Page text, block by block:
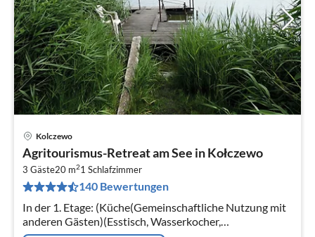
Kolczewo
Agritourismus-Retreat am See in Kołczewo
3 Gäste20 m21 Schlafzimmer
140 Bewertungen
In der 1. Etage: (Küche(Gemeinschaftliche Nutzung mit
anderen Gästen)(Esstisch, Wasserkocher,